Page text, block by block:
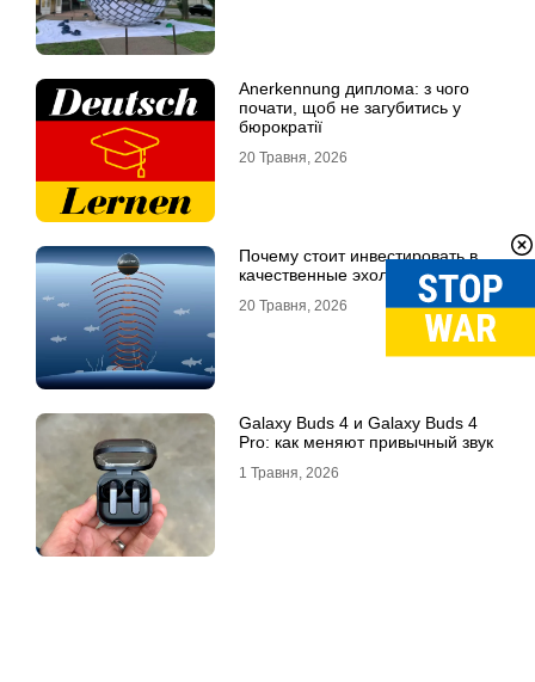
Anerkennung диплома: з чого
почати, щоб не загубитись у
бюрократії
20 Травня, 2026
Почему стоит инвестировать в
качественные эхолоты
20 Травня, 2026
Galaxy Buds 4 и Galaxy Buds 4
Pro: как меняют привычный звук
1 Травня, 2026